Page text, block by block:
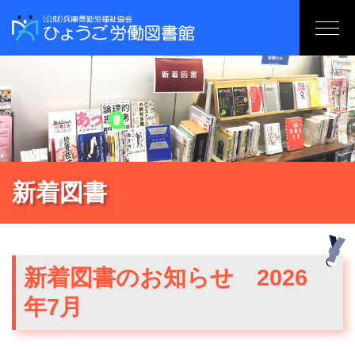
新着図書
新着図書のお知らせ 2026
年7月